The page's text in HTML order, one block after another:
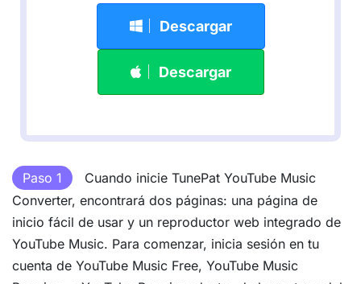
Descargar
Descargar
Paso 1
Cuando inicie TunePat YouTube Music
Converter, encontrará dos páginas: una página de
inicio fácil de usar y un reproductor web integrado de
YouTube Music. Para comenzar, inicia sesión en tu
cuenta de YouTube Music Free, YouTube Music